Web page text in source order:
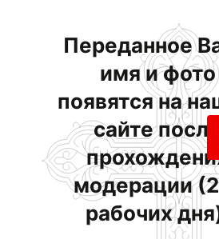
Переданное
имя и фото
появятся на
сайте после
модерации
рабочих